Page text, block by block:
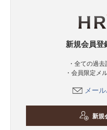
新規会員登
・全ての過
・会員限定メ
メー
新規